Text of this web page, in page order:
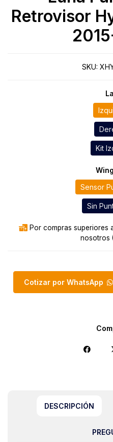
Retrovisor
SKU:
Kit
Sensor
Sin
Por compras superiores
nosotros
Cotizar por WhatsApp
DESCRIPCIÓN